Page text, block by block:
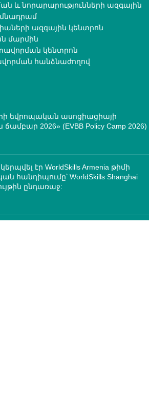
և նորարարությունների ազգային
ազգային կենտրոն
մարմին
կենտրոն
հանձնաժողով
եվրոպական ասոցիացիայի
2026» (EVBB Policy Camp 2026)
էր WorldSkills Armenia թիմի
WorldSkills Shanghai
ընդառաջ: